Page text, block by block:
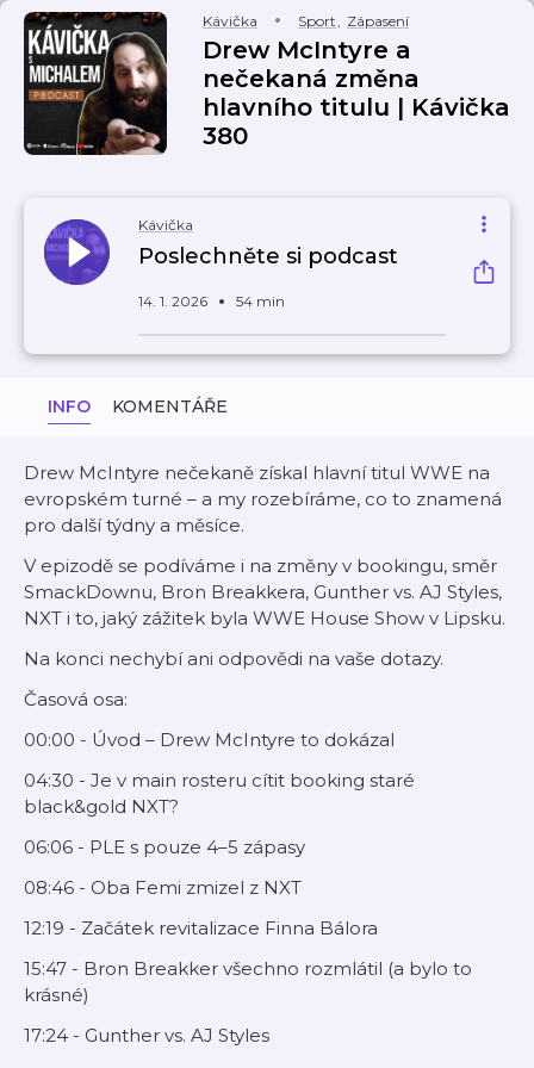
Kávička Sport, Zápasení
Drew McIntyre a
nečekaná změna
hlavního titulu | Kávička
380
Kávička
Poslechněte si podcast
14. 1. 2026 54 min
INFO KOMENTÁŘE
Drew McIntyre nečekaně získal hlavní titul WWE na
evropském turné – a my rozebíráme, co to znamená
pro další týdny a měsíce.
V epizodě se podíváme i na změny v bookingu, směr
SmackDownu, Bron Breakkera, Gunther vs. AJ Styles,
NXT i to, jaký zážitek byla WWE House Show v Lipsku.
Na konci nechybí ani odpovědi na vaše dotazy.
Časová osa:
00:00 - Úvod – Drew McIntyre to dokázal
04:30 - Je v main rosteru cítit booking staré
black&gold NXT?
06:06 - PLE s pouze 4–5 zápasy
08:46 - Oba Femi zmizel z NXT
12:19 - Začátek revitalizace Finna Bálora
15:47 - Bron Breakker všechno rozmlátil (a bylo to
krásné)
17:24 - Gunther vs. AJ Styles